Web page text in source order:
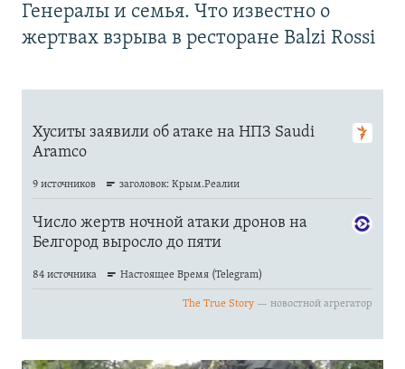
Генералы и семья. Что известно о
жертвах взрыва в ресторане Balzi Rossi